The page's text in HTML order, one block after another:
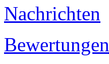
Nachrichten
Bewertungen